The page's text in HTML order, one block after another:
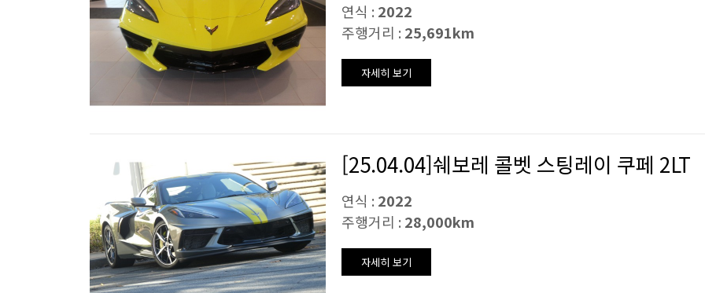
연식 : 2022
주행거리 : 25,691km
자세히 보기
[25.04.04]쉐보레 콜벳 스팅레이 쿠페 2LT
연식 : 2022
주행거리 : 28,000km
자세히 보기